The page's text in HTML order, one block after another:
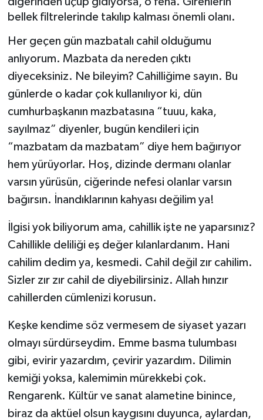
bellek filtrelerinde takılıp kalması önemli olanı.
Her geçen gün mazbatalı cahil olduğumu
anlıyorum. Mazbata da nereden çıktı
diyeceksiniz. Ne bileyim? Cahilliğime sayın. Bu
günlerde o kadar çok kullanılıyor ki, dün
cumhurbaşkanın mazbatasına “tuuu, kaka,
sayılmaz” diyenler, bugün kendileri için
“mazbatam da mazbatam” diye hem bağırıyor
hem yürüyorlar. Hoş, dizinde dermanı olanlar
varsın yürüsün, ciğerinde nefesi olanlar varsın
bağırsın. İnandıklarının kahyası değilim ya!
İlgisi yok biliyorum ama, cahillik işte ne yaparsınız?
Cahillikle deliliği eş değer kılanlardanım. Hani
cahilim dedim ya, kesmedi. Cahil değil zır cahilim.
Sizler zır zır cahil de diyebilirsiniz. Allah hınzır
cahillerden cümlenizi korusun.
Keşke kendime söz vermesem de siyaset yazarı
olmayı sürdürseydim. Emme basma tulumbası
gibi, evirir yazardım, çevirir yazardım. Dilimin
kemiği yoksa, kalemimin mürekkebi çok.
Rengarenk. Kültür ve sanat alametine binince,
biraz da aktüel olsun kaygısını duyunca, aylardan,
OTOMOBİL
KURUMSAL